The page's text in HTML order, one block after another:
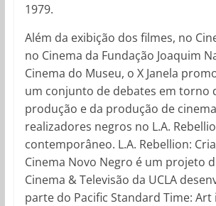
1979.
Além da exibição dos filmes, no
no Cinema da Fundação Joaquim
Cinema do Museu, o X Janela
um conjunto de debates em torno
produção e da produção de
realizadores negros no L.A.
contemporâneo. L.A. Rebellion:
Cinema Novo Negro é um projeto
Cinema & Televisão da UCLA
parte do Pacific Standard Time: Art